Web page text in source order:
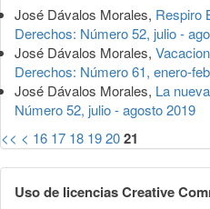
artículo
José Dávalos Morales, Respiro
Derechos: Número 52, julio -
José Dávalos Morales,
Derechos: Número 61, enero-
José Dávalos Morales, La
Número 52, julio - agosto 2019
<< < 16 17 18 192021
Uso de licencias Creative